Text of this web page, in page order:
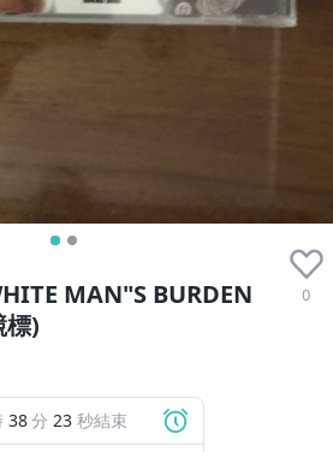
MAN"S BURDEN
標)
0
38分 22 秒結束